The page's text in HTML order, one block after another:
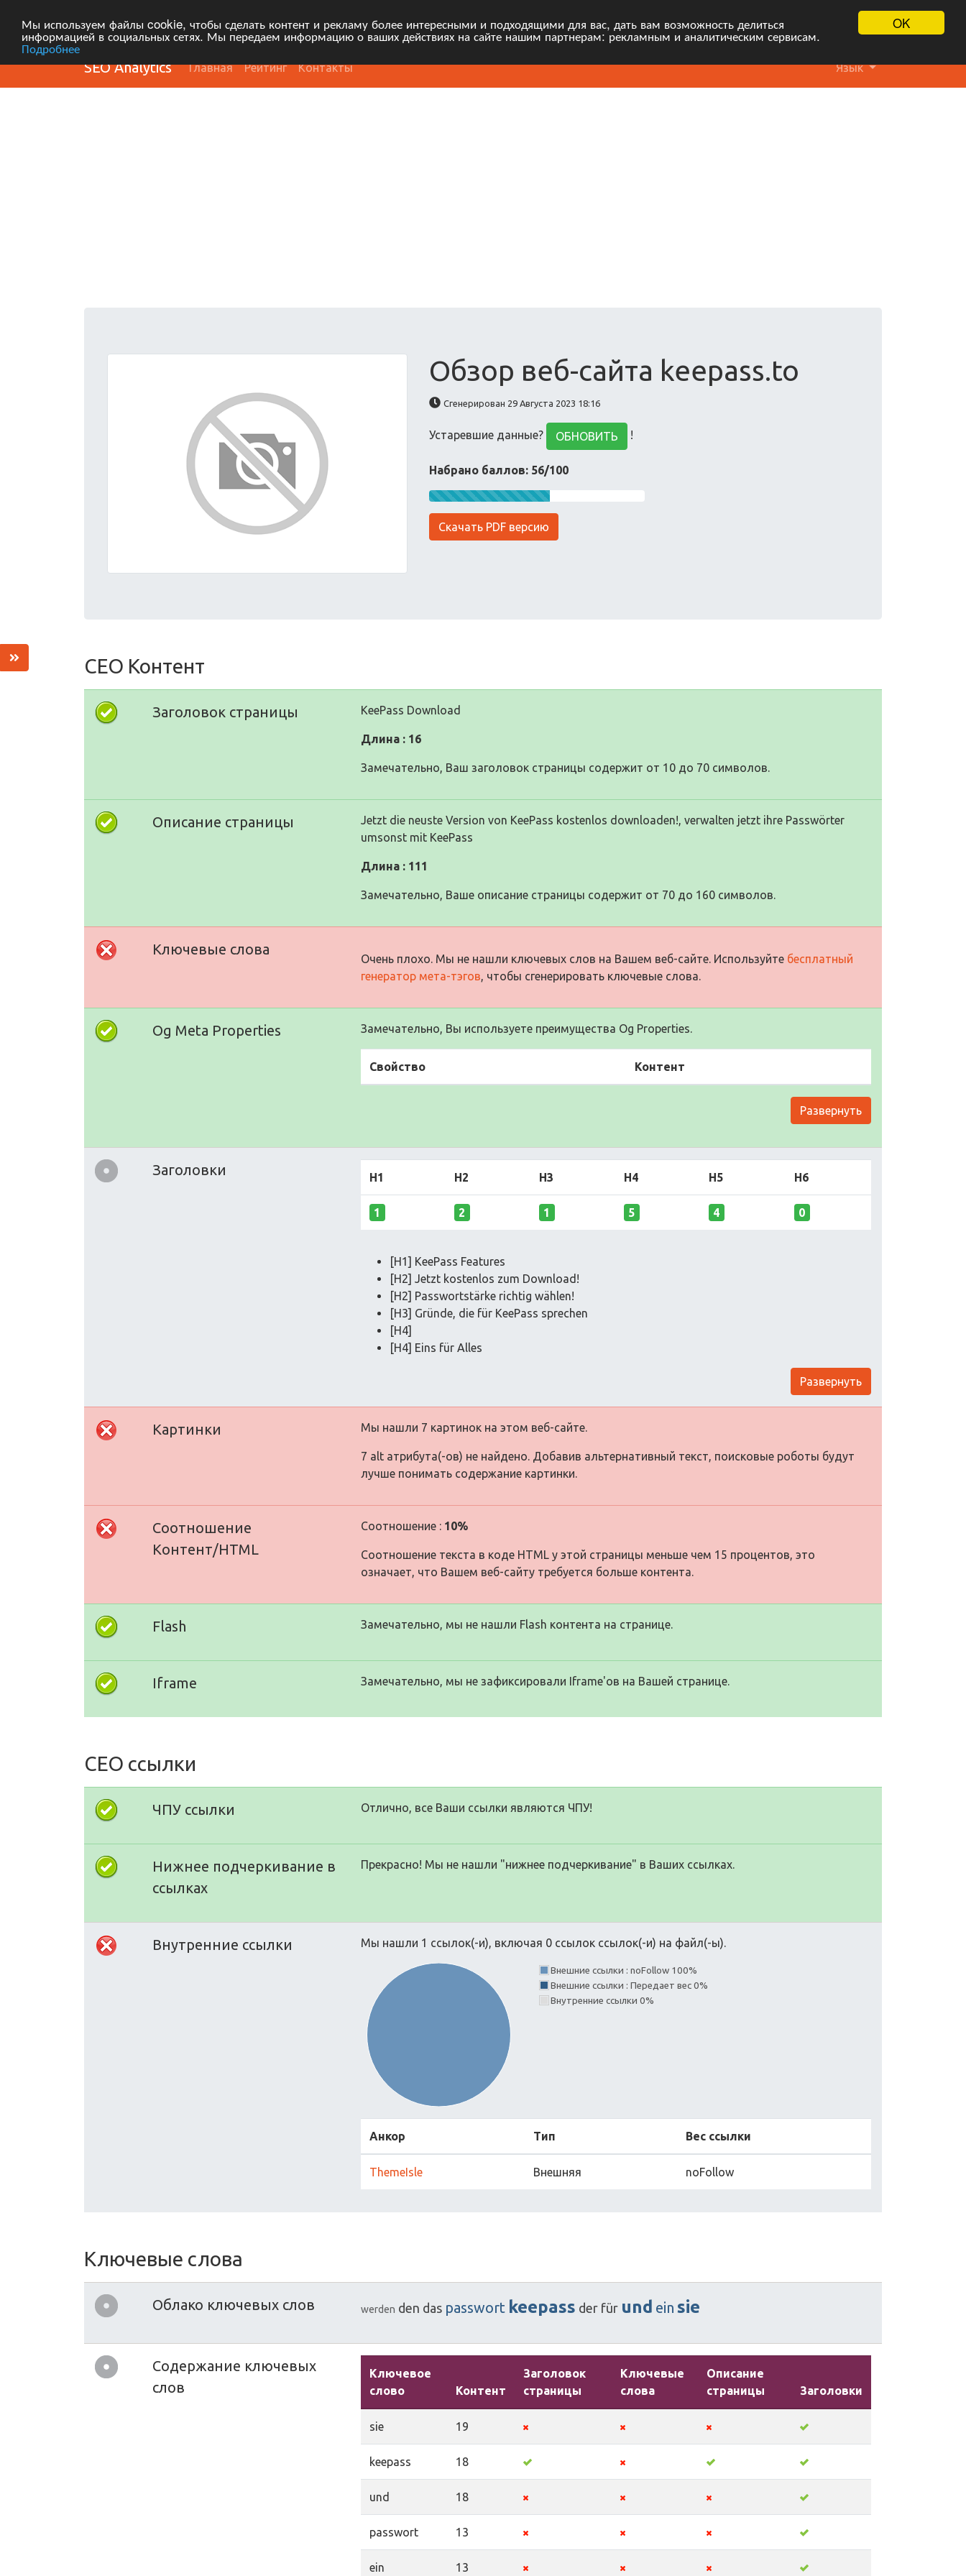
OK
Мы используем файлы cookie, чтобы сделать контент и рекламу более интересными и подходящими для вас, дать вам возможность делиться
информацией в социальных сетях. Мы передаем информацию о ваших действиях на сайте нашим партнерам: рекламным и аналитическим сервисам.
Подробнее
SEO Analytics Главная Рейтинг Контакты Язык
Обзор веб-сайта keepass.to
Сгенерирован 29 Августа 2023 18:16
Устаревшие данные? ОБНОВИТЬ !
Набрано баллов: 56/100
Скачать PDF версию
СЕО Контент
Заголовок страницы KeePass Download
Длина : 16
Замечательно, Ваш заголовок страницы содержит от 10 до 70 символов.
Описание страницы
Jetzt die neuste Version von KeePass kostenlos downloaden!, verwalten jetzt ihre Passwörter
umsonst mit KeePass
Длина : 111
Замечательно, Ваше описание страницы содержит от 70 до 160 символов.
Ключевые слова
Очень плохо. Мы не нашли ключевых слов на Вашем веб-сайте. Используйте бесплатный
генератор мета-тэгов, чтобы сгенерировать ключевые слова.
Og Meta Properties Замечательно, Вы используете преимущества Og Properties.
Свойство Контент
Развернуть
Заголовки H1 H2 H3 H4 H5 H6
1 2 1 5 4 0
[H1] KeePass Features
[H2] Jetzt kostenlos zum Download!
[H2] Passwortstärke richtig wählen!
[H3] Gründe, die für KeePass sprechen
[H4]
[H4] Eins für Alles
Развернуть
Картинки Мы нашли 7 картинок на этом веб-сайте.
7 alt атрибута(-ов) не найдено. Добавив альтернативный текст, поисковые роботы будут
лучше понимать содержание картинки.
Соотношение
Контент/HTML
Соотношение : 10%
Соотношение текста в коде HTML у этой страницы меньше чем 15 процентов, это
означает, что Вашем веб-сайту требуется больше контента.
Flash Замечательно, мы не нашли Flash контента на странице.
Iframe Замечательно, мы не зафиксировали Iframe'ов на Вашей странице.
СЕО ссылки
ЧПУ ссылки Отлично, все Ваши ссылки являются ЧПУ!
Нижнее подчеркивание в
ссылках
Прекрасно! Мы не нашли "нижнее подчеркивание" в Ваших ссылках.
Внутренние ссылки Мы нашли 1 ссылок(-и), включая 0 ссылок ссылок(-и) на файл(-ы).
Внешние ссылки : noFollow 100%
Внешние ссылки : Передает вес 0%
Внутренние ссылки 0%
Анкор Тип Вес ссылки
ThemeIsle Внешняя noFollow
Ключевые слова
Облако ключевых слов werden den das passwort keepass der für und ein sie
Содержание ключевых
слов
Ключевое
слово
Контент
Заголовок
страницы
Ключевые
слова
Описание
страницы
Заголовки
sie 19
keepass 18
und 18
passwort 13
ein 13